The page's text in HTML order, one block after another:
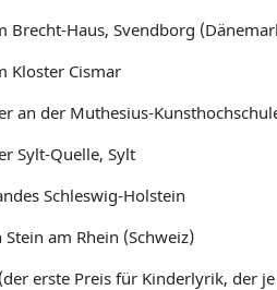
Brecht-Haus, Svendborg
Kloster Cismar
an der Muthesius-
Sylt-Quelle, Sylt
Schleswig-Holstein
am Rhein (Schweiz)
erste Preis für Kinderlyrik, der